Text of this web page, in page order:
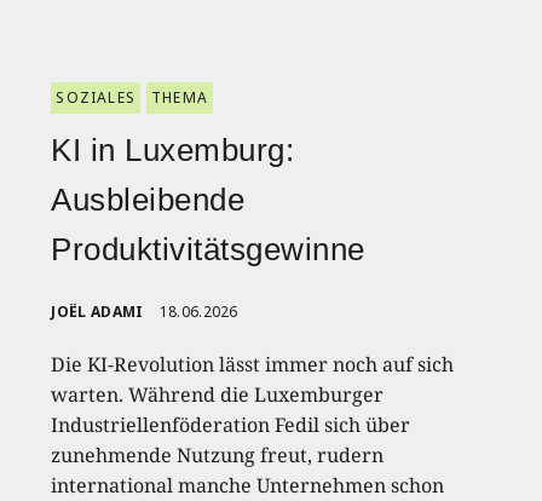
SOZIALES THEMA
KI in Luxemburg:
Ausbleibende
Produktivitätsgewinne
JOËL ADAMI 18.06.2026
Die KI-Revolution lässt immer noch auf sich
warten. Während die Luxemburger
Industriellenföderation Fedil sich über
zunehmende Nutzung freut, rudern
international manche Unternehmen schon